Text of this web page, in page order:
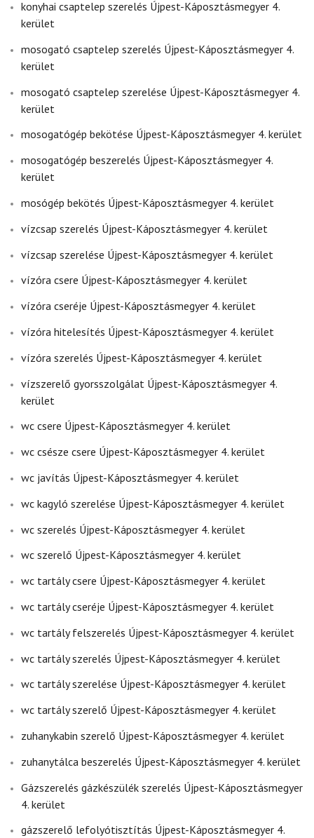
konyhai csaptelep szerelés Újpest-Káposztásmegyer 4.
kerület
mosogató csaptelep szerelés Újpest-Káposztásmegyer 4.
kerület
mosogató csaptelep szerelése Újpest-Káposztásmegyer 4.
kerület
mosogatógép bekötése Újpest-Káposztásmegyer 4. kerület
mosogatógép beszerelés Újpest-Káposztásmegyer 4.
kerület
mosógép bekötés Újpest-Káposztásmegyer 4. kerület
vízcsap szerelés Újpest-Káposztásmegyer 4. kerület
vízcsap szerelése Újpest-Káposztásmegyer 4. kerület
vízóra csere Újpest-Káposztásmegyer 4. kerület
vízóra cseréje Újpest-Káposztásmegyer 4. kerület
vízóra hitelesítés Újpest-Káposztásmegyer 4. kerület
vízóra szerelés Újpest-Káposztásmegyer 4. kerület
vízszerelő gyorsszolgálat Újpest-Káposztásmegyer 4.
kerület
wc csere Újpest-Káposztásmegyer 4. kerület
wc csésze csere Újpest-Káposztásmegyer 4. kerület
wc javítás Újpest-Káposztásmegyer 4. kerület
wc kagyló szerelése Újpest-Káposztásmegyer 4. kerület
wc szerelés Újpest-Káposztásmegyer 4. kerület
wc szerelő Újpest-Káposztásmegyer 4. kerület
wc tartály csere Újpest-Káposztásmegyer 4. kerület
wc tartály cseréje Újpest-Káposztásmegyer 4. kerület
wc tartály felszerelés Újpest-Káposztásmegyer 4. kerület
wc tartály szerelés Újpest-Káposztásmegyer 4. kerület
wc tartály szerelése Újpest-Káposztásmegyer 4. kerület
wc tartály szerelő Újpest-Káposztásmegyer 4. kerület
zuhanykabin szerelő Újpest-Káposztásmegyer 4. kerület
zuhanytálca beszerelés Újpest-Káposztásmegyer 4. kerület
Gázszerelés gázkészülék szerelés Újpest-Káposztásmegyer
4. kerület
gázszerelő lefolyótisztítás Újpest-Káposztásmegyer 4.